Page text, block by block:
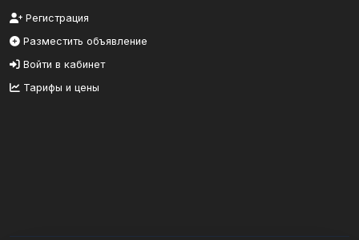
Регистрация
Разместить объявление
Войти в кабинет
Тарифы и цены